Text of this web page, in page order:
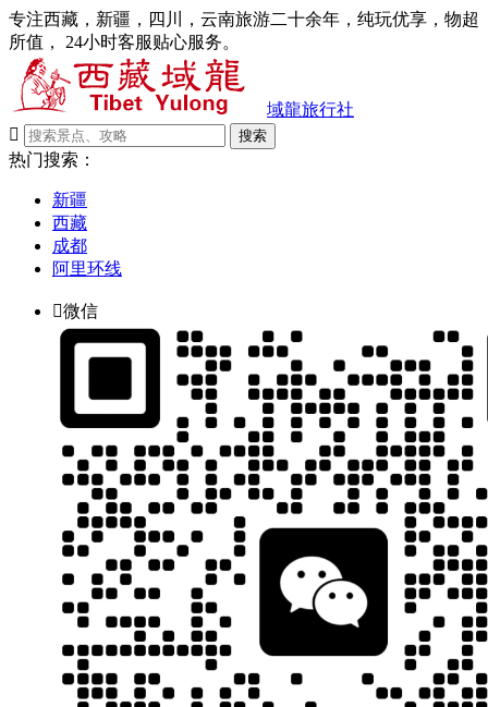
专注西藏，新疆，四川，云南旅游二十余年，纯玩优享，物超
所值， 24小时客服贴心服务。
域龍旅行社

搜索
热门搜索：
新疆
西藏
成都
阿里环线
微信